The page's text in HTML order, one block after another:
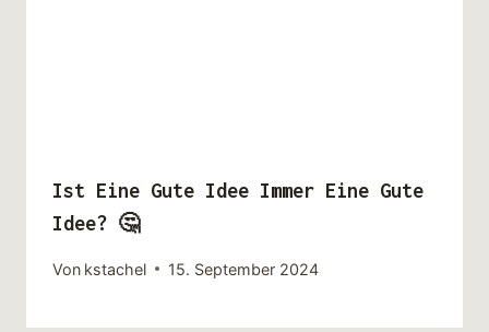
Ist Eine Gute Idee Immer Eine Gute
Idee? 🤔
Von kstachel 15. September 2024